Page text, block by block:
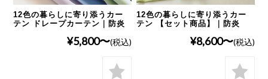
12色の暮らしに寄り添うカー
テン ドレープカーテン｜防炎
¥5,800 (税込)
12色の暮らしに寄り添うカー
テン 【セット商品】｜防炎
¥8,600 (税込)